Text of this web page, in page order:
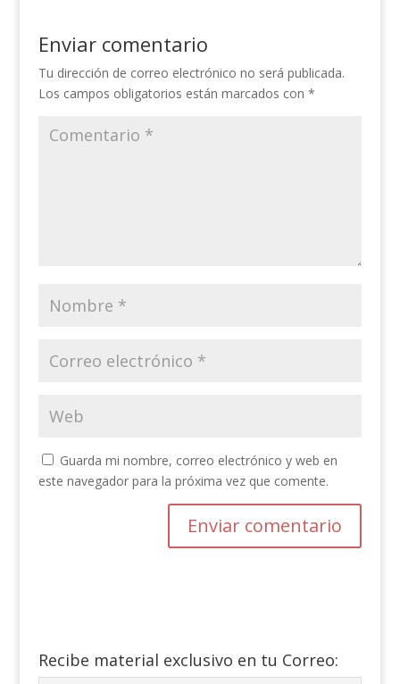
Enviar comentario
Tu dirección de correo electrónico no será publicada.
Los campos obligatorios están marcados con *
Guarda mi nombre, correo electrónico y web en
este navegador para la próxima vez que comente.
Recibe material exclusivo en tu Correo: